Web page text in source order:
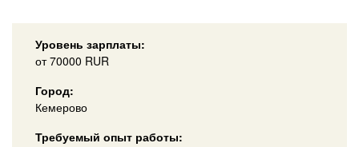
Уровень зарплаты:
от70000 RUR
Город:
Кемерово
Требуемый опыт работы: